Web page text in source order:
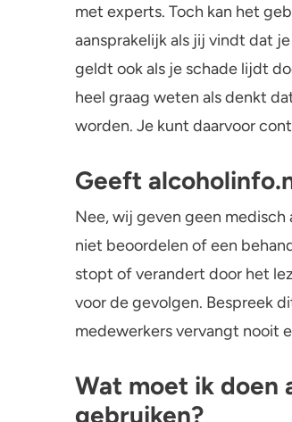
Bezorgd om iemand
Hulp
Gezondheid
met experts. Toch kan het
aansprakelijk als jij vindt dat
geldt ook als je schade lijdt
heel graag weten als denkt
worden. Je kunt daarvoor
Geeft
Nee, wij geven geen
niet beoordelen of een
stopt of verandert door het
voor de gevolgen. Bespreek
medewerkers vervangt nooit
Wat moet ik doen
gebruiken?